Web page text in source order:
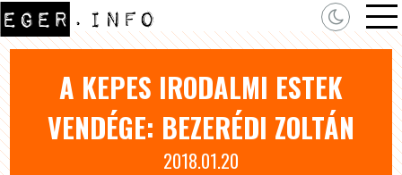
A KEPES IRODALMI ESTEK
VENDÉGE: BEZERÉDI ZOLTÁN
2018.01.20